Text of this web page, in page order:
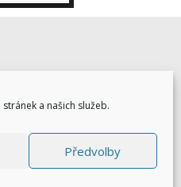
a našich služeb.
Předvolby